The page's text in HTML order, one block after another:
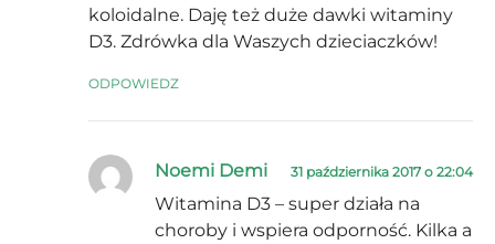
koloidalne. Daję też duże dawki witaminy
D3. Zdrówka dla Waszych dzieciaczków!
ODPOWIEDZ
Noemi Demi 31 października 2017 o 22:04
Witamina D3 – super działa na
choroby i wspiera odporność. Kilka a